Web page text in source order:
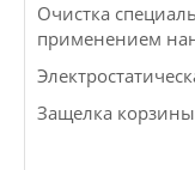
Очистка
применением
Защелка